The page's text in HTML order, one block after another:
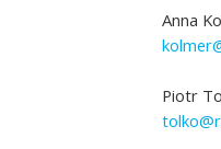
Anna
Piotr